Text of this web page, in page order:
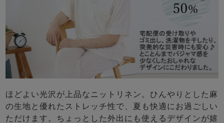
ほどよい光沢が上品なニットリネン。ひんやりとした麻
の生地と優れたストレッチ性で、夏も快適にお過ごしい
ただけます。ちょっとした外出にも使えるデザインが嬉